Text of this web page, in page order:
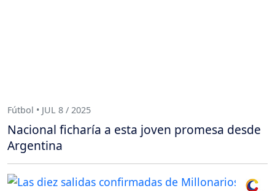
Fútbol • JUL 8 / 2025
Nacional ficharía a esta joven promesa desde
Argentina